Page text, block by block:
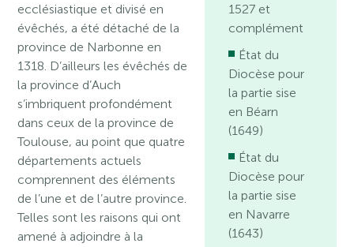
ecclésiastique et divisé en
évêchés, a été détaché de la
province de Narbonne en
1318. D’ailleurs les évêchés de
la province d’Auch
s’imbriquent profondément
dans ceux de la province de
Toulouse, au point que quatre
départements actuels
comprennent des éléments
de l’une et de l’autre province.
Telles sont les raisons qui ont
amené à adjoindre à la
1527 et
complément
État du
Diocèse pour
la partie sise
en Béarn
(1649)
État du
Diocèse pour
la partie sise
en Navarre
(1643)